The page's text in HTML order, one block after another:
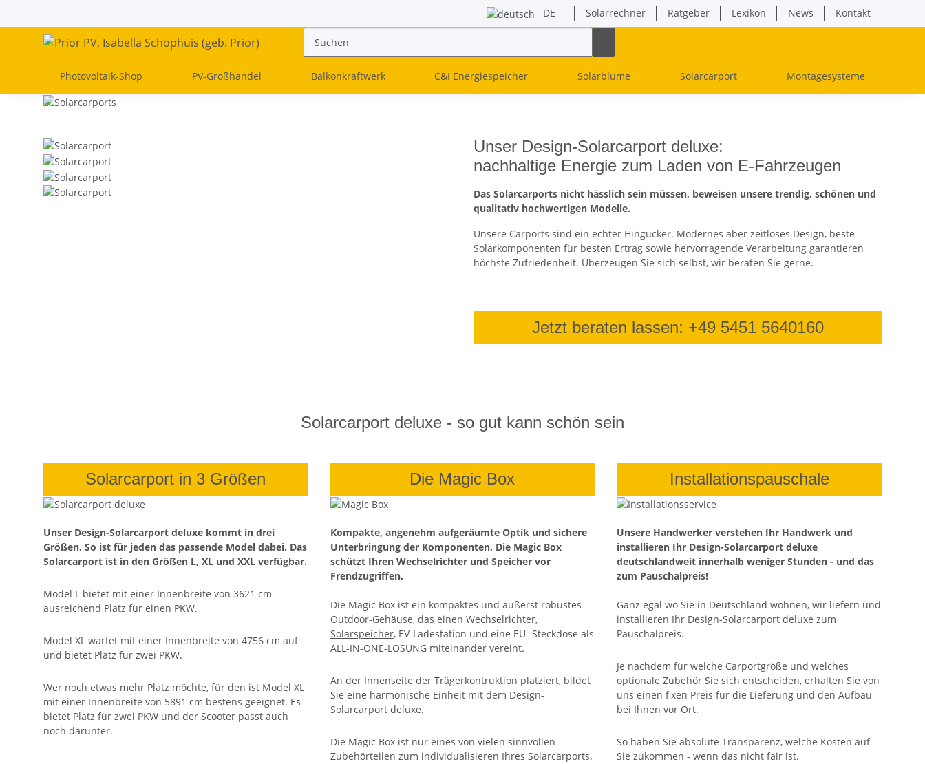
DE Solarrechner Ratgeber Lexikon News Kontakt
Photovoltaik-Shop PV-Großhandel Balkonkraftwerk C&I Energiespeicher Solarblume Solarcarport Montagesysteme
Unser Design-Solarcarport deluxe:
nachhaltige Energie zum Laden von E-Fahrzeugen
Das Solarcarports nicht hässlich sein müssen, beweisen unsere trendig, schönen und
qualitativ hochwertigen Modelle.
Unsere Carports sind ein echter Hingucker. Modernes aber zeitloses Design, beste
Solarkomponenten für besten Ertrag sowie hervorragende Verarbeitung garantieren
höchste Zufriedenheit. Überzeugen Sie sich selbst, wir beraten Sie gerne.
Jetzt beraten lassen: +49 5451 5640160
Solarcarport deluxe - so gut kann schön sein
Solarcarport in 3 Größen
Unser Design-Solarcarport deluxe kommt in drei
Größen. So ist für jeden das passende Model dabei. Das
Solarcarport ist in den Größen L, XL und XXL verfügbar.
Model L bietet mit einer Innenbreite von 3621 cm
ausreichend Platz für einen PKW.
Model XL wartet mit einer Innenbreite von 4756 cm auf
und bietet Platz für zwei PKW.
Wer noch etwas mehr Platz möchte, für den ist Model XL
mit einer Innenbreite von 5891 cm bestens geeignet. Es
bietet Platz für zwei PKW und der Scooter passt auch
noch darunter.
Die Magic Box
Kompakte, angenehm aufgeräumte Optik und sichere
Unterbringung der Komponenten. Die Magic Box
schützt Ihren Wechselrichter und Speicher vor
Frendzugriffen.
Die Magic Box ist ein kompaktes und äußerst robustes
Outdoor-Gehäuse, das einen Wechselrichter,
Solarspeicher, EV-Ladestation und eine EU- Steckdose als
ALL-IN-ONE-LÖSUNG miteinander vereint.
An der Innenseite der Trägerkontruktion platziert, bildet
Sie eine harmonische Einheit mit dem Design-
Solarcarport deluxe.
Die Magic Box ist nur eines von vielen sinnvollen
Zubehörteilen zum individualisieren Ihres Solarcarports.
Installationspauschale
Unsere Handwerker verstehen Ihr Handwerk und
installieren Ihr Design-Solarcarport deluxe
deutschlandweit innerhalb weniger Stunden - und das
zum Pauschalpreis!
Ganz egal wo Sie in Deutschland wohnen, wir liefern und
installieren Ihr Design-Solarcarport deluxe zum
Pauschalpreis.
Je nachdem für welche Carportgröße und welches
optionale Zubehör Sie sich entscheiden, erhalten Sie von
uns einen fixen Preis für die Lieferung und den Aufbau
bei Ihnen vor Ort.
So haben Sie absolute Transparenz, welche Kosten auf
Sie zukommen - wenn das nicht fair ist.